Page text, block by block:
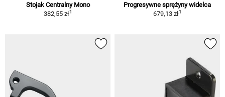
Stojak Centralny Mono
382,55 zł1
Progresywne sprężyny widelca
679,13 zł1